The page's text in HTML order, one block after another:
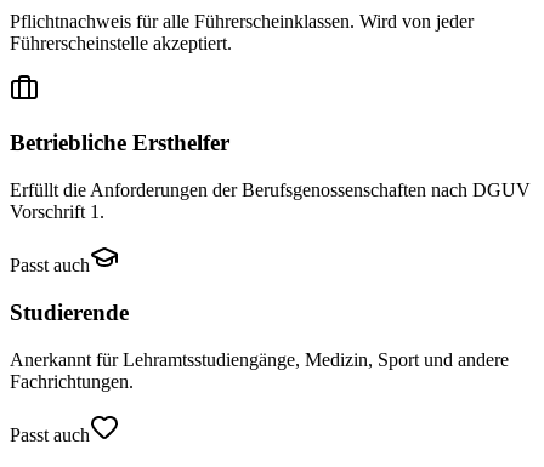
Pflichtnachweis für alle Führerscheinklassen. Wird von jeder
Führerscheinstelle akzeptiert.
Betriebliche Ersthelfer
Erfüllt die Anforderungen der Berufsgenossenschaften nach DGUV
Vorschrift 1.
Passt auch
Studierende
Anerkannt für Lehramtsstudiengänge, Medizin, Sport und andere
Fachrichtungen.
Passt auch